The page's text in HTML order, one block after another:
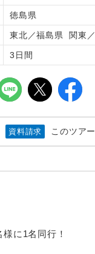
徳島県
東北／福島県 関東
3日間
資料請求 このツア
に1名同行！